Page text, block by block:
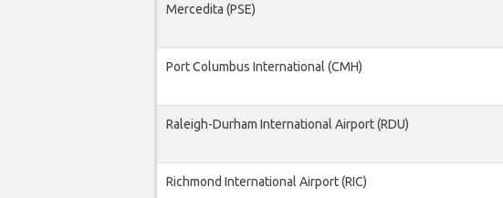
Mercedita (PSE)
Port Columbus International (CMH)
Raleigh-Durham International Airport (RDU)
Richmond International Airport (RIC)